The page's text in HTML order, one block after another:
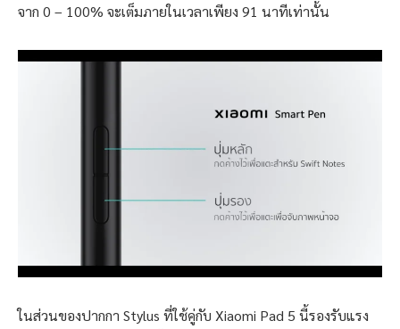
จาก 0 – 100% จะเต็มภายในเวลาเพียง 91 นาทีเท่านั้น
ในส่วนของปากกา Stylus ที่ใช้คู่กับ Xiaomi Pad 5 นี้รองรับแรง